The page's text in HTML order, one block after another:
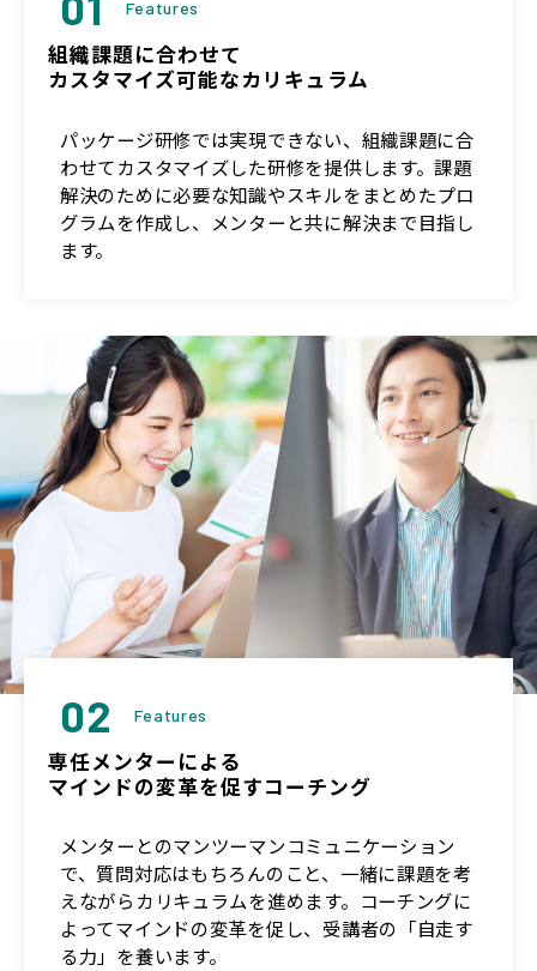
Features
組織課題に合わせて
カスタマイズ可能なカリキュラム
パッケージ研修では実現できない、組織課題に合
わせてカスタマイズした研修を提供します。課題
解決のために必要な知識やスキルをまとめたプロ
グラムを作成し、メンターと共に解決まで目指し
ます。
02 Features
専任メンターによる
マインドの変革を促すコーチング
メンターとのマンツーマンコミュニケーション
で、質問対応はもちろんのこと、一緒に課題を考
えながらカリキュラムを進めます。コーチングに
よってマインドの変革を促し、受講者の「自走す
る力」を養います。